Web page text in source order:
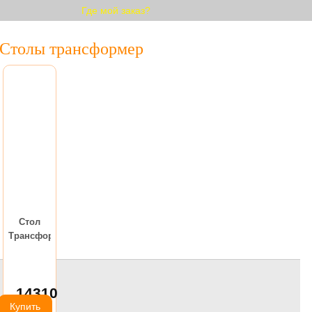
Где мой заказ?
Столы трансформер
Стол
Трансформер
14310
руб.
Купить